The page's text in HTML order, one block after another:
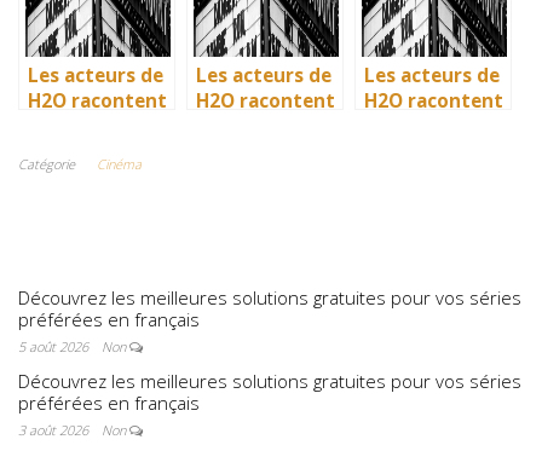
Les acteurs de
H2O racontent
vie en
Les acteurs de
H2O racontent
Les acteurs de
H2O racontent
Catégorie Cinéma
Découvrez les meilleures solutions gratuites pour vos séries
préférées en français
5 août 2026 Non
Découvrez les meilleures solutions gratuites pour vos séries
préférées en français
3 août 2026 Non